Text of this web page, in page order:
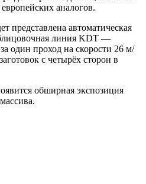
аналогов.
представлена автоматическая
линия KDT —
один проход на скорости 26 м/
с четырёх сторон в
обширная экспозиция